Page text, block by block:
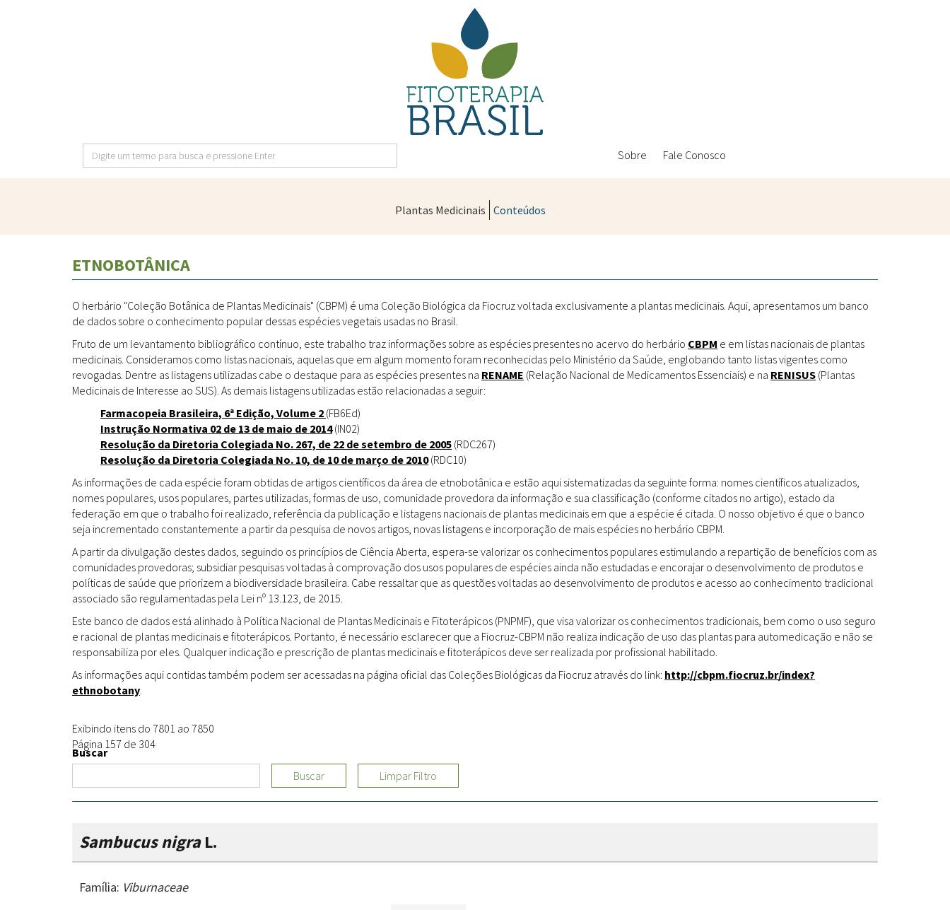
pressione
Enter
Sobre Fale Conosco
Plantas Medicinais Conteúdos
Sanitárias
Políticas
Metodologias
Farmácias Vivas
Medicinais
Conceitos
Livros
Periódicos
Produções Acadêmicas
Todos
Grupos de Pesquisa
Sementes, Mudas &
Plantas
Produto & Indústria Padrões
Fitoterápicos
Educação & Arte
Sites
ETNOBOTÂNICA
O herbário "Coleção Botânica de Plantas Medicinais" (CBPM) é uma Coleção Biológica da Fiocruz voltada exclusivamente a plantas medicinais. Aqui, apresentamos um banco
de dados sobre o conhecimento popular dessas espécies vegetais usadas no Brasil.
Fruto de um levantamento bibliográfico contínuo, este trabalho traz informações sobre as espécies presentes no acervo do herbário CBPM e em listas nacionais de plantas
medicinais. Consideramos como listas nacionais, aquelas que em algum momento foram reconhecidas pelo Ministério da Saúde, englobando tanto listas vigentes como
revogadas. Dentre as listagens utilizadas cabe o destaque para as espécies presentes na RENAME (Relação Nacional de Medicamentos Essenciais) e na RENISUS (Plantas
Medicinais de Interesse ao SUS). As demais listagens utilizadas estão relacionadas a seguir:
Farmacopeia Brasileira, 6ª Edição, Volume 2 (FB6Ed)
Instrução Normativa 02 de 13 de maio de 2014(IN02)
Resolução da Diretoria Colegiada No. 267, de 22 de setembro de 2005 (RDC267)
Resolução da Diretoria Colegiada No. 10, de 10 de março de 2010(RDC10)
As informações de cada espécie foram obtidas de artigos científicos da área de etnobotânica e estão aqui sistematizadas da seguinte forma: nomes científicos atualizados,
nomes populares, usos populares, partes utilizadas, formas de uso, comunidade provedora da informação e sua classificação (conforme citados no artigo), estado da
federação em que o trabalho foi realizado, referência da publicação e listagens nacionais de plantas medicinais em que a espécie é citada. O nosso objetivo é que o banco
seja incrementado constantemente a partir da pesquisa de novos artigos, novas listagens e incorporação de mais espécies no herbário CBPM.
A partir da divulgação destes dados, seguindo os princípios de Ciência Aberta, espera-se valorizar os conhecimentos populares estimulando a repartição de benefícios com as
comunidades provedoras; subsidiar pesquisas voltadas à comprovação dos usos populares de espécies ainda não estudadas e encorajar o desenvolvimento de produtos e
políticas de saúde que priorizem a biodiversidade brasileira. Cabe ressaltar que as questões voltadas ao desenvolvimento de produtos e acesso ao conhecimento tradicional
associado são regulamentadas pela Lei nº 13.123, de 2015.
Este banco de dados está alinhado à Política Nacional de Plantas Medicinais e Fitoterápicos (PNPMF), que visa valorizar os conhecimentos tradicionais, bem como o uso seguro
e racional de plantas medicinais e fitoterápicos. Portanto, é necessário esclarecer que a Fiocruz-CBPM não realiza indicação de uso das plantas para automedicação e não se
responsabiliza por eles. Qualquer indicação e prescrição de plantas medicinais e fitoterápicos deve ser realizada por profissional habilitado.
As informações aqui contidas também podem ser acessadas na página oficial das Coleções Biológicas da Fiocruz através do link: http://cbpm.fiocruz.br/index?
ethnobotany.
Exibindo itens do 7801 ao 7850
Página 157 de 304
Buscar
Buscar
Limpar Filtro
Sambucus nigraL.
Família: Viburnaceae